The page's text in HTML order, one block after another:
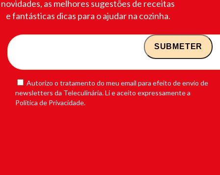
novidades, as melhores sugestões de receitas
e fantásticas dicas para o ajudar na cozinha.
Autorizo o tratamento do meu email para efeito de envio de
newsletters da Teleculinária. Li e aceito expressamente a
Política de Privacidade.